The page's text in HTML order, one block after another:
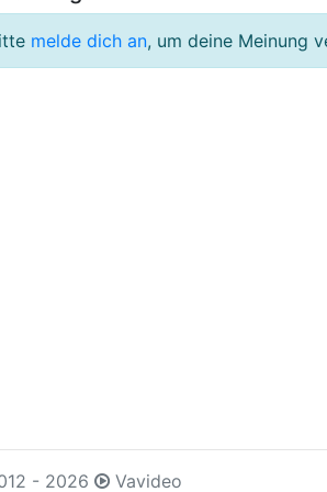
melde dich an, um deine Meinung
- 2026 Vavideo